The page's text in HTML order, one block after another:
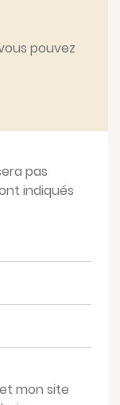
pouvez
pas
indiqués
mon site